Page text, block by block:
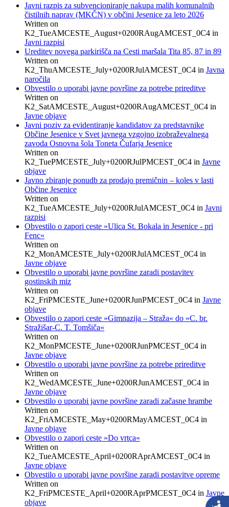
Javni razpis za subvencioniranje nakupa malih komunalnih
čistilnih naprav (MKČN) v občini Jesenice za leto 2026
Written on
K2_TueAMCESTE_August+0200RAugAMCEST_0C4 in
Javni razpisi
Ureditev novega parkirišča na Cesti maršala Tita 85, 87 in 89
Written on
K2_ThuAMCESTE_July+0200RJulAMCEST_0C4 in Javna
naročila
Obvestilo o uporabi javne površine za potrebe prireditve
Written on
K2_SatAMCESTE_August+0200RAugAMCEST_0C4 in
Javne objave
Javni poziv za evidentiranje kandidatov za predstavnike
Občine Jesenice v Svet javnega vzgojno izobraževalnega
zavoda Osnovna šola Toneta Čufarja Jesenice
Written on
K2_TuePMCESTE_July+0200RJulPMCEST_0C4 in Javne
objave
Javno zbiranje ponudb za prodajo premičnin – koles v lasti
Občine Jesenice
Written on
K2_TueAMCESTE_July+0200RJulAMCEST_0C4 in Javni
razpisi
Obvestilo o zapori ceste »Ulica St. Bokala in Jesenice - pri
Fenc«
Written on
K2_MonAMCESTE_July+0200RJulAMCEST_0C4 in
Javne objave
Obvestilo o uporabi javne površine zaradi postavitev
gostinskih miz
Written on
K2_FriPMCESTE_June+0200RJunPMCEST_0C4 in Javne
objave
Obvestilo o zapori ceste »Gimnazija – Straža« do »C. br.
Stražišar-C. T. Tomšiča«
Written on
K2_MonPMCESTE_June+0200RJunPMCEST_0C4 in
Javne objave
Obvestilo o uporabi javne površine za potrebe prireditve
Written on
K2_WedAMCESTE_June+0200RJunAMCEST_0C4 in
Javne objave
Obvestilo o uporabi javne površine zaradi začasne hrambe
Written on
K2_FriAMCESTE_May+0200RMayAMCEST_0C4 in
Javne objave
Obvestilo o zapori ceste »Do vrtca«
Written on
K2_TueAMCESTE_April+0200RAprAMCEST_0C4 in
Javne objave
Obvestilo o uporabi javne površine zaradi postavitve opreme
Written on
K2_FriPMCESTE_April+0200RAprPMCEST_0C4 in Javne
objave